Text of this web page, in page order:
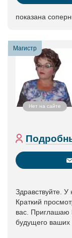
показана
Магистр
Нет на сайте
Здравствуйте.
Краткий
вас. Приглашаю
будущего ваших